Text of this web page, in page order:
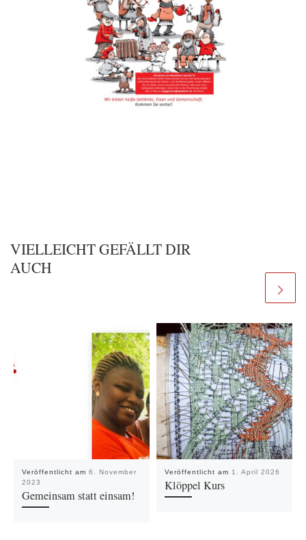
VIELLEICHT GEFÄLLT DIR
AUCH
Veröffentlicht am 6. November
2023
Gemeinsam statt einsam!
Veröffentlicht am 1. April 2026
Klöppel Kurs